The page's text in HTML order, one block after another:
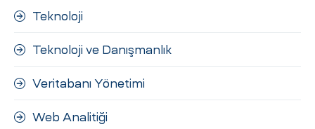
Teknoloji
Teknoloji ve Danışmanlık
Veritabanı Yönetimi
Web Analitiği